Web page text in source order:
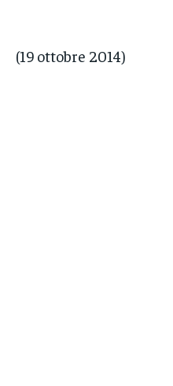
(19 ottobre 2014)